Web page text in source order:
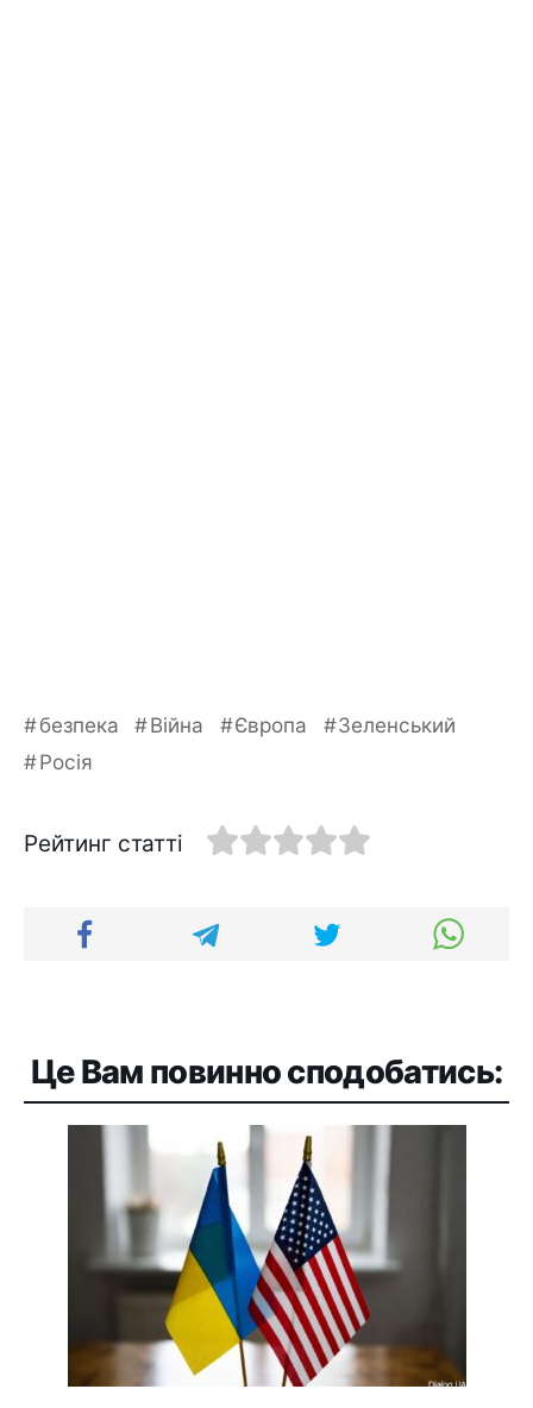
безпека Війна Європа
Зеленський
Росія
Рейтинг статті
Це Вам повинно сподобатись: